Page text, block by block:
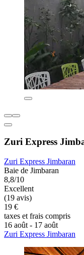
Zuri Express
Zuri Express Jimbaran
Baie de Jimbaran
8,8/10
Excellent
(19 avis)
19 €
taxes et frais compris
16 août - 17 août
Zuri Express Jimbaran